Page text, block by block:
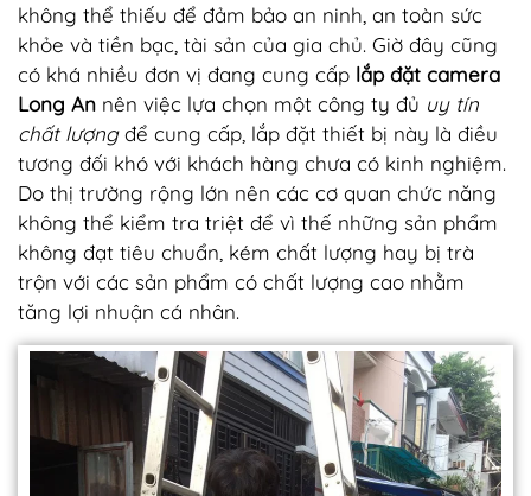
không thể thiếu để đảm bảo an ninh, an toàn sức
khỏe và tiền bạc, tài sản của gia chủ. Giờ đây cũng
có khá nhiều đơn vị đang cung cấp lắp đặt camera
Long An nên việc lựa chọn một công ty đủ uy tín
chất lượngđể cung cấp, lắp đặt thiết bị này là điều
tương đối khó với khách hàng chưa có kinh nghiệm.
Do thị trường rộng lớn nên các cơ quan chức năng
không thể kiểm tra triệt để vì thế những sản phẩm
không đạt tiêu chuẩn, kém chất lượng hay bị trà
trộn với các sản phẩm có chất lượng cao nhằm
tăng lợi nhuận cá nhân.